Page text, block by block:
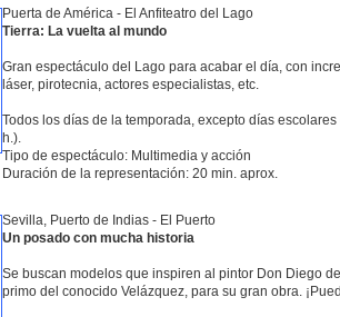
Puerta de América - El Anfiteatro del Lago
Tierra: La vuelta al mundo
Gran espectáculo del Lago para acabar el día, con
láser, pirotecnia, actores especialistas, etc.
Todos los días de la temporada, excepto días
h.).
Tipo de espectáculo: Multimedia y acción
Duración de la representación: 20 min. aprox.
Sevilla, Puerto de Indias - El Puerto
Un posado con mucha historia
Se buscan modelos que inspiren al pintor Don Diego
primo del conocido Velázquez, para su gran obra.